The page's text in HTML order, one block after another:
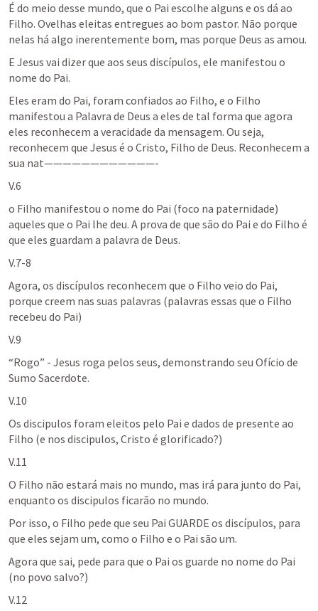
É do meio desse mundo, que o Pai escolhe alguns e os dá ao
Filho. Ovelhas eleitas entregues ao bom pastor. Não porque
nelas há algo inerentemente bom, mas porque Deus as amou.
E Jesus vai dizer que aos seus discípulos, ele manifestou o
nome do Pai.
Eles eram do Pai, foram confiados ao Filho, e o Filho
manifestou a Palavra de Deus a eles de tal forma que agora
eles reconhecem a veracidade da mensagem. Ou seja,
reconhecem que Jesus é o Cristo, Filho de Deus. Reconhecem a
sua nat————————————-
V.6
o Filho manifestou o nome do Pai (foco na paternidade)
aqueles que o Pai lhe deu. A prova de que são do Pai e do Filho é
que eles guardam a palavra de Deus.
V.7-8
Agora, os discípulos reconhecem que o Filho veio do Pai,
porque creem nas suas palavras (palavras essas que o Filho
recebeu do Pai)
V.9
“Rogo” - Jesus roga pelos seus, demonstrando seu Ofício de
Sumo Sacerdote.
V.10
Os discipulos foram eleitos pelo Pai e dados de presente ao
Filho (e nos discipulos, Cristo é glorificado?)
V.11
O Filho não estará mais no mundo, mas irá para junto do Pai,
enquanto os discipulos ficarão no mundo.
Por isso, o Filho pede que seu Pai GUARDE os discípulos, para
que eles sejam um, como o Filho e o Pai são um.
Agora que sai, pede para que o Pai os guarde no nome do Pai
(no povo salvo?)
V.12